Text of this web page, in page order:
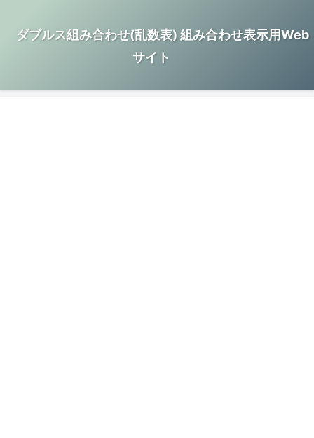
ダブルス組み合わせ(乱数表) 組み合わせ表示用Web
サイト